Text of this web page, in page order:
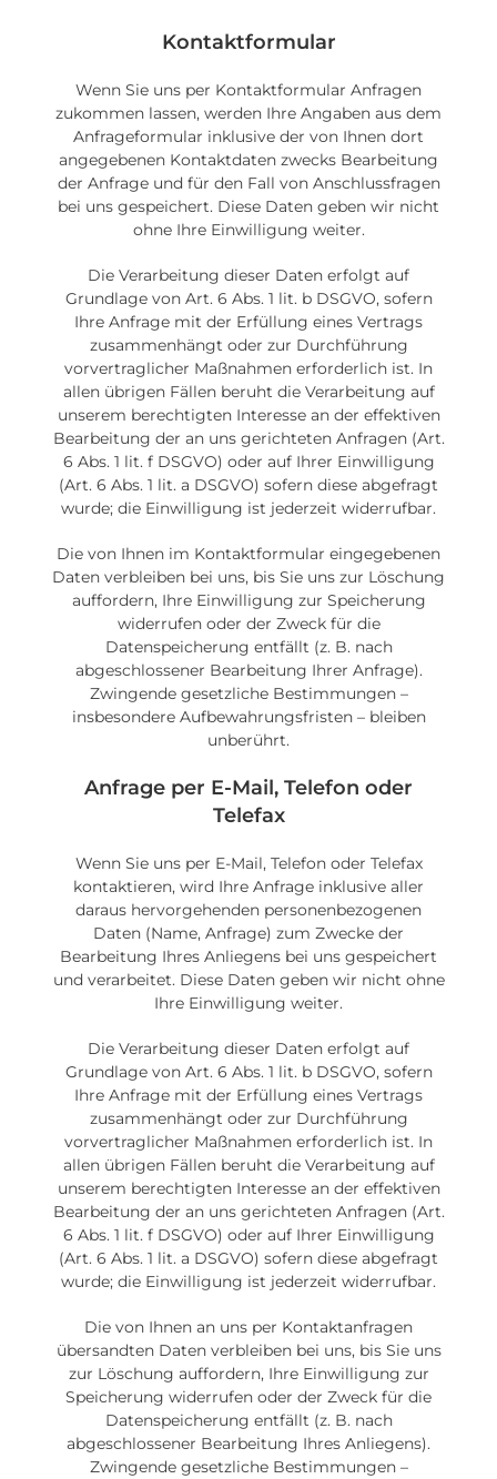
Kontaktformular
Wenn Sie uns per Kontaktformular Anfragen
zukommen lassen, werden Ihre Angaben aus dem
Anfrageformular inklusive der von Ihnen dort
angegebenen Kontaktdaten zwecks Bearbeitung
der Anfrage und für den Fall von Anschlussfragen
bei uns gespeichert. Diese Daten geben wir nicht
ohne Ihre Einwilligung weiter.
Die Verarbeitung dieser Daten erfolgt auf
Grundlage von Art. 6 Abs. 1 lit. b DSGVO, sofern
Ihre Anfrage mit der Erfüllung eines Vertrags
zusammenhängt oder zur Durchführung
vorvertraglicher Maßnahmen erforderlich ist. In
allen übrigen Fällen beruht die Verarbeitung auf
unserem berechtigten Interesse an der effektiven
Bearbeitung der an uns gerichteten Anfragen (Art.
6 Abs. 1 lit. f DSGVO) oder auf Ihrer Einwilligung
(Art. 6 Abs. 1 lit. a DSGVO) sofern diese abgefragt
wurde; die Einwilligung ist jederzeit widerrufbar.
Die von Ihnen im Kontaktformular eingegebenen
Daten verbleiben bei uns, bis Sie uns zur Löschung
auffordern, Ihre Einwilligung zur Speicherung
widerrufen oder der Zweck für die
Datenspeicherung entfällt (z. B. nach
abgeschlossener Bearbeitung Ihrer Anfrage).
Zwingende gesetzliche Bestimmungen –
insbesondere Aufbewahrungsfristen – bleiben
unberührt.
Anfrage per E-Mail, Telefon oder
Telefax
Wenn Sie uns per E-Mail, Telefon oder Telefax
kontaktieren, wird Ihre Anfrage inklusive aller
daraus hervorgehenden personenbezogenen
Daten (Name, Anfrage) zum Zwecke der
Bearbeitung Ihres Anliegens bei uns gespeichert
und verarbeitet. Diese Daten geben wir nicht ohne
Ihre Einwilligung weiter.
Die Verarbeitung dieser Daten erfolgt auf
Grundlage von Art. 6 Abs. 1 lit. b DSGVO, sofern
Ihre Anfrage mit der Erfüllung eines Vertrags
zusammenhängt oder zur Durchführung
vorvertraglicher Maßnahmen erforderlich ist. In
allen übrigen Fällen beruht die Verarbeitung auf
unserem berechtigten Interesse an der effektiven
Bearbeitung der an uns gerichteten Anfragen (Art.
6 Abs. 1 lit. f DSGVO) oder auf Ihrer Einwilligung
(Art. 6 Abs. 1 lit. a DSGVO) sofern diese abgefragt
wurde; die Einwilligung ist jederzeit widerrufbar.
Die von Ihnen an uns per Kontaktanfragen
übersandten Daten verbleiben bei uns, bis Sie uns
zur Löschung auffordern, Ihre Einwilligung zur
Speicherung widerrufen oder der Zweck für die
Datenspeicherung entfällt (z. B. nach
abgeschlossener Bearbeitung Ihres Anliegens).
Zwingende gesetzliche Bestimmungen –